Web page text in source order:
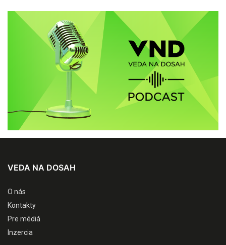
VEDA NA DOSAH
O nás
Kontakty
Pre médiá
Inzercia